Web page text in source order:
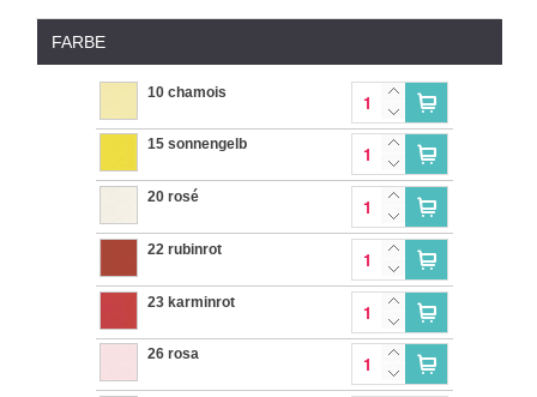
FARBE
10 chamois
15 sonnengelb
20 rosé
22 rubinrot
23 karminrot
26 rosa